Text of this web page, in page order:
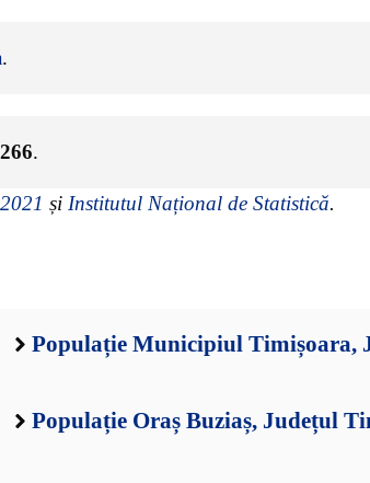
.
.
și Institutul Național de Statistică.
Populație Municipiul Timișoara,
Populație Oraș Buziaș, Județul